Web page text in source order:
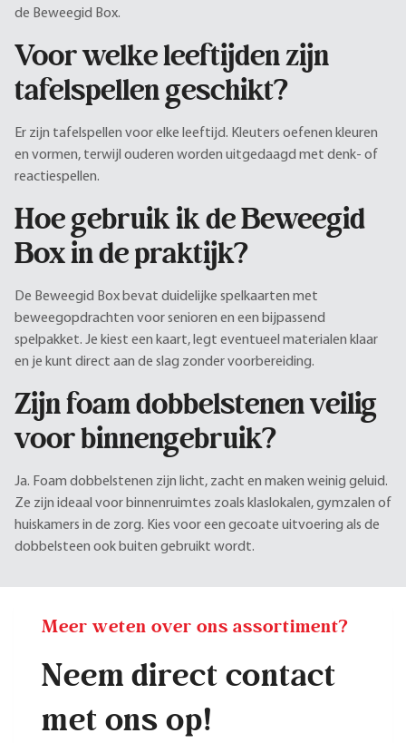
de Beweegid Box.
Voor welke leeftijden zijn
tafelspellen geschikt?
Er zijn tafelspellen voor elke leeftijd. Kleuters oefenen kleuren
en vormen, terwijl ouderen worden uitgedaagd met denk- of
reactiespellen.
Hoe gebruik ik de Beweegid
Box in de praktijk?
De Beweegid Box bevat duidelijke spelkaarten met
beweegopdrachten voor senioren en een bijpassend
spelpakket. Je kiest een kaart, legt eventueel materialen klaar
en je kunt direct aan de slag zonder voorbereiding.
Zijn foam dobbelstenen veilig
voor binnengebruik?
Ja. Foam dobbelstenen zijn licht, zacht en maken weinig geluid.
Ze zijn ideaal voor binnenruimtes zoals klaslokalen, gymzalen of
huiskamers in de zorg. Kies voor een gecoate uitvoering als de
dobbelsteen ook buiten gebruikt wordt.
Meer weten over ons assortiment?
Neem direct contact
met ons op!